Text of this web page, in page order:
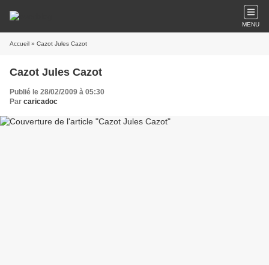
MENU
Accueil » Cazot Jules Cazot
Cazot Jules Cazot
Publié le 28/02/2009 à 05:30
Par caricadoc